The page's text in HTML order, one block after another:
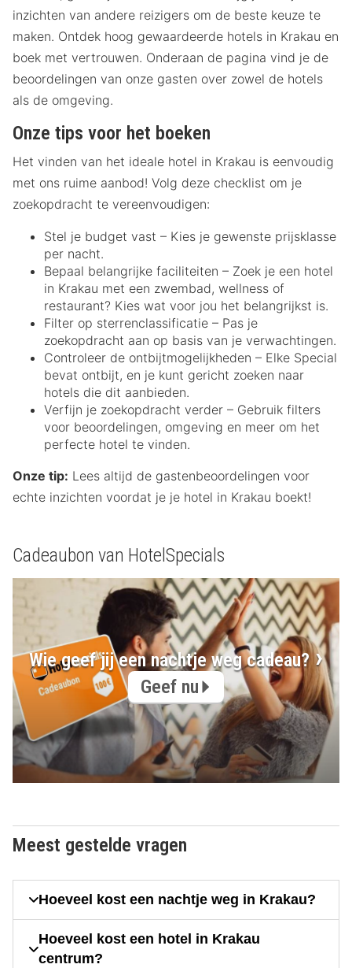
inzichten van andere reizigers om de beste keuze te
maken. Ontdek hoog gewaardeerde hotels in Krakau en
boek met vertrouwen. Onderaan de pagina vind je de
beoordelingen van onze gasten over zowel de hotels
als de omgeving.
Onze tips voor het boeken
Het vinden van het ideale hotel in Krakau is eenvoudig
met ons ruime aanbod! Volg deze checklist om je
zoekopdracht te vereenvoudigen:
Stel je budget vast – Kies je gewenste prijsklasse
per nacht.
Bepaal belangrijke faciliteiten – Zoek je een hotel
in Krakau met een zwembad, wellness of
restaurant? Kies wat voor jou het belangrijkst is.
Filter op sterrenclassificatie – Pas je
zoekopdracht aan op basis van je verwachtingen.
Controleer de ontbijtmogelijkheden – Elke Special
bevat ontbijt, en je kunt gericht zoeken naar
hotels die dit aanbieden.
Verfijn je zoekopdracht verder – Gebruik filters
voor beoordelingen, omgeving en meer om het
perfecte hotel te vinden.
Onze tip: Lees altijd de gastenbeoordelingen voor
echte inzichten voordat je je hotel in Krakau boekt!
Cadeaubon van HotelSpecials
Wie geef jij een nachtje weg cadeau?
Geef nu
Meest gestelde vragen
Hoeveel kost een nachtje weg in Krakau?
Hoeveel kost een hotel in Krakau
centrum?